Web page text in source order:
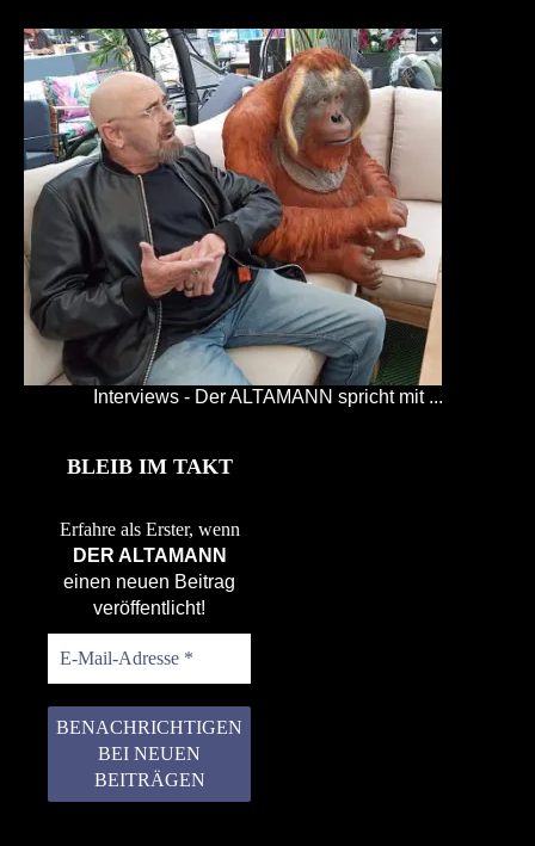
Interviews - Der ALTAMANN spricht mit ...
BLEIB IM TAKT
Erfahre als Erster, wenn
DER ALTAMANN
einen neuen Beitrag
veröffentlicht!